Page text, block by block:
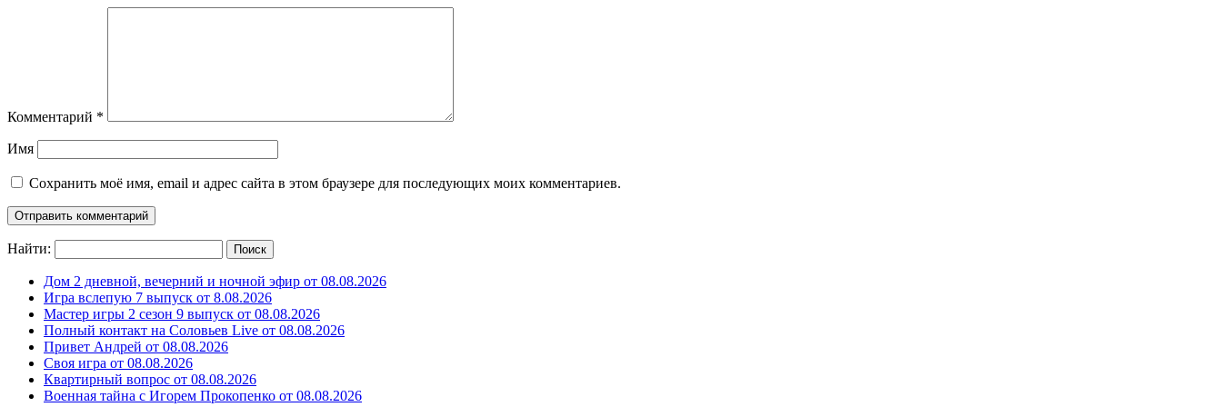
Комментарий *
Имя
Сохранить моё имя, email и адрес сайта в этом браузере для последующих моих комментариев.
Найти:
Дом 2 дневной, вечерний и ночной эфир от 08.08.2026
Игра вслепую 7 выпуск от 8.08.2026
Мастер игры 2 сезон 9 выпуск от 08.08.2026
Полный контакт на Соловьев Live от 08.08.2026
Привет Андрей от 08.08.2026
Своя игра от 08.08.2026
Квартирный вопрос от 08.08.2026
Военная тайна с Игорем Прокопенко от 08.08.2026